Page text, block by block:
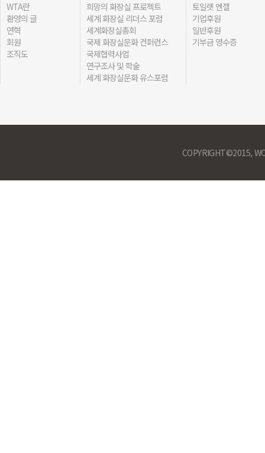
WTA란
환영의 글
연혁
회원
조직도
희망의 화장실 프로젝트
세계 화장실 리더스 포럼
세계화장실총회
국제 화장실문화 컨퍼런스
국제협력사업
연구조사 및 학술
세계 화장실문화 유스포럼
토일렛 엔젤
기업후원
일반후원
기부금 영수증
COPYRIGHT©2015,